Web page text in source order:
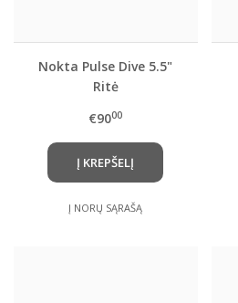
Nokta Pulse Dive 5.5"
Ritė
€9000
Į KREPŠELĮ
Į NORŲ SĄRAŠĄ